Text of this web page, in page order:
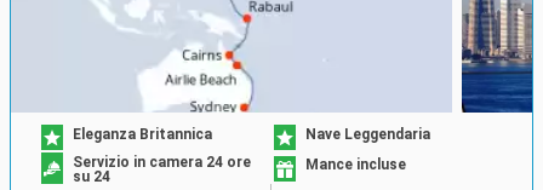
Eleganza Britannica
Nave Leggendaria
Servizio in camera 24 ore
su 24
Mance incluse